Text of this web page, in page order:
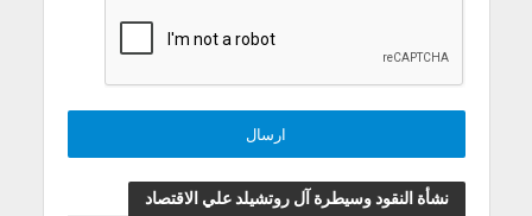
نشأة النقود وسيطرة آل روتشيلد علي الاقتصاد